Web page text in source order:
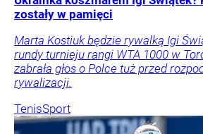
zostały w pamięci
Marta Kostiuk będzie rywalką Igi
rundy turnieju rangi WTA 1000 w
zabrała głos o Polce tuż przed
rywalizacji.
TenisSport